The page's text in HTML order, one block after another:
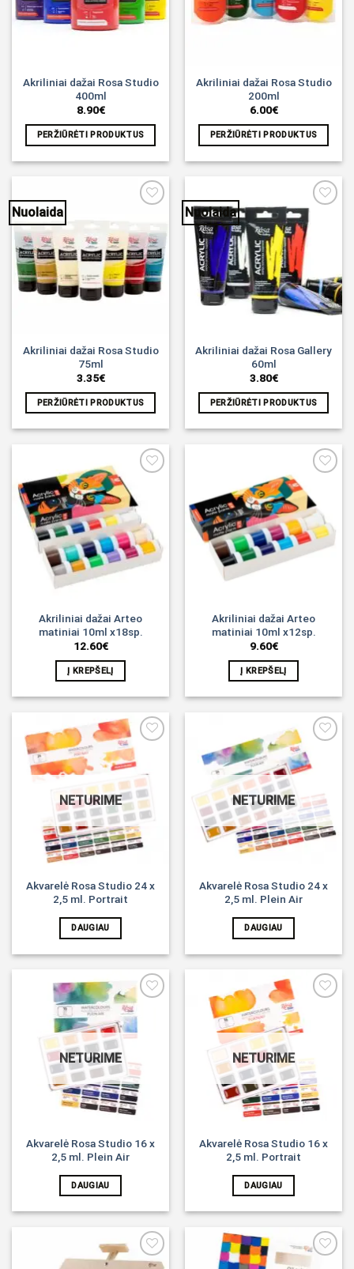
Akriliniai dažai Rosa Studio
400ml
8.90€
PERŽIŪRĖTI PRODUKTUS
Akriliniai dažai Rosa Studio
200ml
6.00€
PERŽIŪRĖTI PRODUKTUS
Nuolaida
Noriu!
Akriliniai dažai Rosa Studio
75ml
3.35€
PERŽIŪRĖTI PRODUKTUS
Nuolaida
Akriliniai dažai Rosa Gallery
60ml
3.80€
PERŽIŪRĖTI PRODUKTUS
Akriliniai dažai Arteo
matiniai 10ml x18sp.
12.60€
Į KREPŠELĮ
Noriu!
Akriliniai dažai Arteo
matiniai 10ml x12sp.
9.60€
Į KREPŠELĮ
Noriu!
NETURIME
Akvarelė Rosa Studio 24 x
2,5 ml. Portrait
DAUGIAU
NETURIME
Akvarelė Rosa Studio 24 x
2,5 ml. Plein Air
DAUGIAU
Noriu!
NETURIME
Akvarelė Rosa Studio 16 x
2,5 ml. Plein Air
DAUGIAU
NETURIME
Akvarelė Rosa Studio 16 x
2,5 ml. Portrait
DAUGIAU